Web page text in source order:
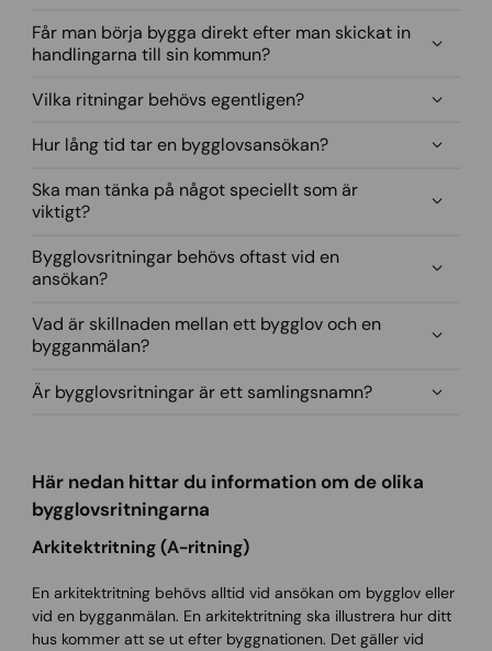
Får man börja bygga direkt efter man skickat in
handlingarna till sin kommun?
Vilka ritningar behövs egentligen?
Hur lång tid tar en bygglovsansökan?
Ska man tänka på något speciellt som är
viktigt?
Bygglovsritningar behövs oftast vid en
ansökan?
Vad är skillnaden mellan ett bygglov och en
bygganmälan?
Är bygglovsritningar är ett samlingsnamn?
Här nedan hittar du information om de olika
bygglovsritningarna
Arkitektritning (A-ritning)
En arkitektritning behövs alltid vid ansökan om bygglov eller
vid en bygganmälan. En arkitektritning ska illustrera hur ditt
hus kommer att se ut efter byggnationen. Det gäller vid